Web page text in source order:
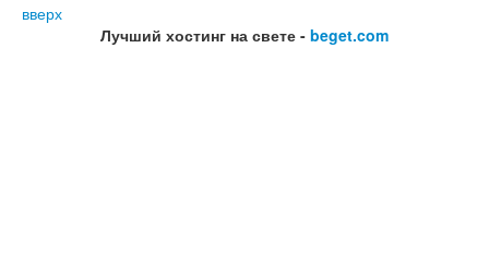
вверх
Лучший хостинг на свете - beget.com